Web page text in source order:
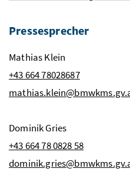
Pressesprecher
Mathias Klein
+43 664 78028687
Dominik Gries
+43 664 78 0828 58